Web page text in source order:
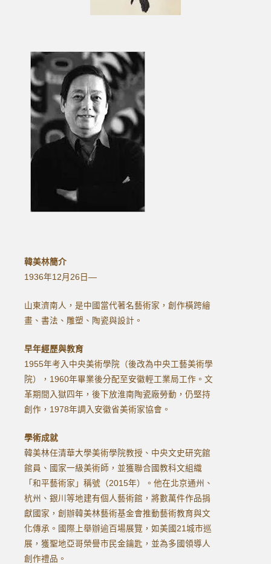
韓美林簡介
1936年12月26日—
山東濟南人，是中國當代著名藝術家，創作橫跨繪
畫、書法、雕塑、陶瓷與設計。
早年經歷與教育
1955年考入中央美術學院（後改為中央工藝美術學
院），1960年畢業後分配至安徽輕工業局工作。文
革期間入獄四年，後下放淮南陶瓷廠勞動，仍堅持
創作，1978年調入安徽省美術家協會。
學術成就
韓美林任清華大學美術學院教授、中央文史研究館
館員、國家一級美術師，並獲聯合國教科文組織
「和平藝術家」稱號（2015年）。他在北京通州、
杭州、銀川等地建有個人藝術館，將數萬件作品捐
獻國家，創辦韓美林藝術基金會推動藝術教育與文
化傳承。國際上舉辦逾百場展覽，如美國21城市巡
展，獲聖地亞哥榮譽市民金鑰匙，並為多國領導人
創作禮品。